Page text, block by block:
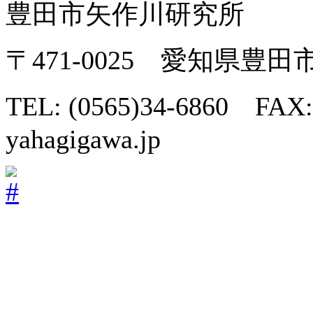
豊田市矢作川研究所
〒471-0025 愛知県豊田
TEL: (0565)34-6860
yahagigawa.jp